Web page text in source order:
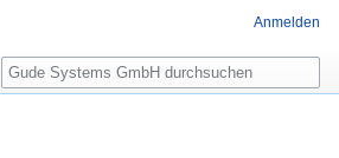
Anmelden
Suche